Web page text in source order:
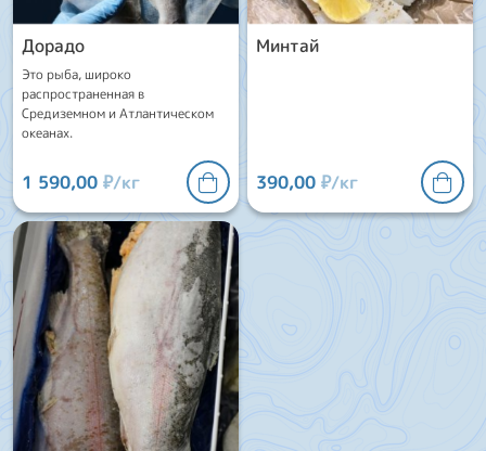
Дорадо
Это рыба, широко
распространенная в
Средиземном и Атлантическом
океанах.
1 590,00 ₽/кг
Минтай
390,00 ₽/кг